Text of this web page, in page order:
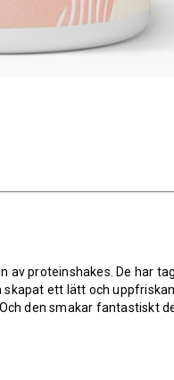
av proteinshakes. De har
ett lätt och
den smakar fantastiskt